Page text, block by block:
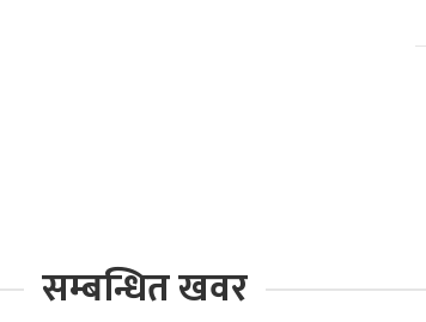
सम्बन्धित खवर